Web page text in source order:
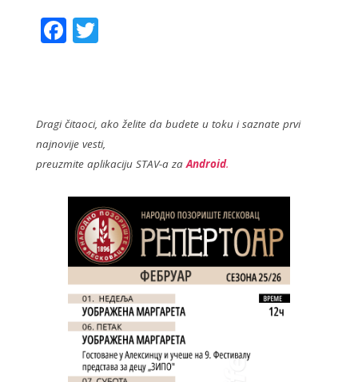
F
o
o
T
Dragi čitaoci, ako želite da budete u toku i saznate prvi
najnovije vesti,
preuzmite aplikaciju STAV-a zaAndroid.